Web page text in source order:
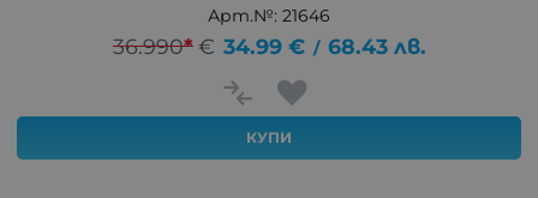
Арт.№: 21646
36.990* € 34.99 € / 68.43 лв.
КУПИ